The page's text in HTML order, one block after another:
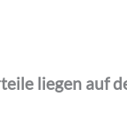
liegen auf